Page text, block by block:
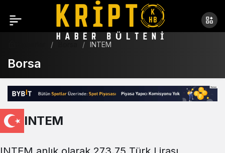
INTEM
Borsa
INTEM